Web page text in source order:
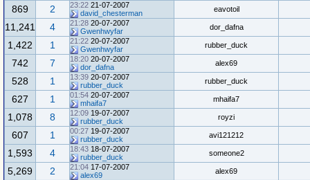
eavotoil
21-07-2007
23:22
david_chesterman
2
869
dor_dafna
20-07-2007
21:28
Gwenhwyfar
4
11,241
rubber_duck
20-07-2007
21:22
Gwenhwyfar
1
1,422
alex69
20-07-2007
18:20
dor_dafna
7
742
rubber_duck
20-07-2007
13:39
rubber_duck
1
528
mhaifa7
20-07-2007
01:54
mhaifa7
1
627
royzi
19-07-2007
12:09
rubber_duck
8
1,078
avi121212
19-07-2007
00:27
rubber_duck
1
607
someone2
18-07-2007
18:43
rubber_duck
4
1,593
alex69
17-07-2007
21:04
alex69
2
5,269